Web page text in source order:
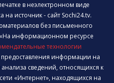
в неэлектронном виде
на источник - сайт Sochi24.tv.
без письменного
информационном ресурсе
технологии
информации на
сведений, относящихся к
«Интернет», находящихся на